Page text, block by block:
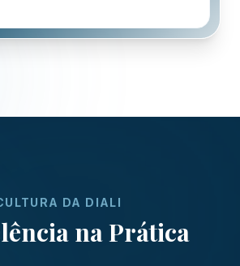
DA DIALI
na Prática